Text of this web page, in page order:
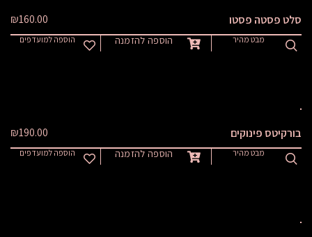
סלט פסטה פסטו ₪160.00
הוספה למועדפים הוספה להזמנה מבט מהיר
בורקיטס פינוקים ₪190.00
הוספה למועדפים הוספה להזמנה מבט מהיר